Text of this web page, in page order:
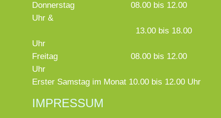
Donnerstag
08.00 bis 12.00
Uhr &
13.00 bis 18.00
Uhr
Freitag
08.00 bis 12.00
Uhr
Erster Samstag im Monat 10.00 bis 12.00 Uhr
IMPRESSUM